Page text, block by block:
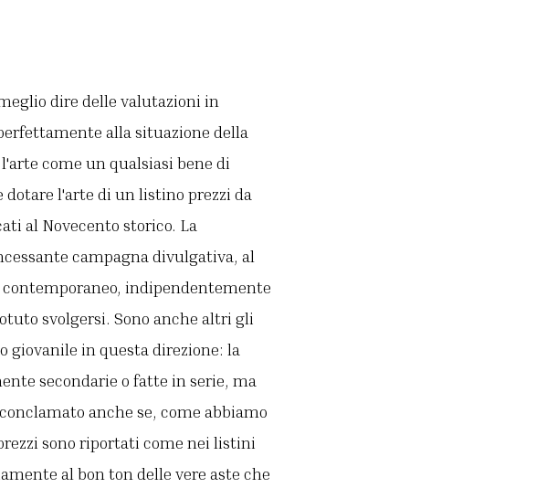
dire delle valutazioni in
alla situazione della
come un qualsiasi bene di
l'arte di un listino prezzi da
al Novecento storico. La
campagna divulgativa, al
indipendentemente
svolgersi. Sono anche altri gli
giovanile in questa direzione: la
secondarie o fatte in serie, ma
anche se, come abbiamo
sono riportati come nei listini
al bon ton delle vere aste che